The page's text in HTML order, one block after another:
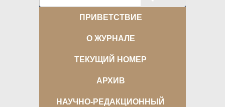
ПРИВЕТСТВИЕ
О ЖУРНАЛЕ
ТЕКУЩИЙ НОМЕР
АРХИВ
НАУЧНО-РЕДАКЦИОННЫЙ